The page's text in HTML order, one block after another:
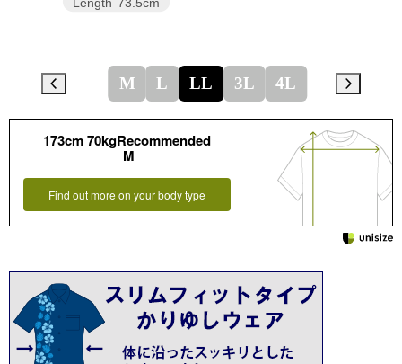
M L LL 3L 4L
173cm 70kgRecommended
M
Find out more on your body type